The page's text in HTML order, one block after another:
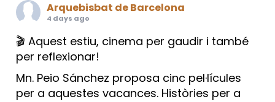
Arquebisbat de Barcelona
4 days ago
🎬 Aquest estiu, cinema per gaudir i també
per reflexionar!
Mn. Peio Sánchez proposa cinc pel·lícules
per a aquestes vacances. Històries per a